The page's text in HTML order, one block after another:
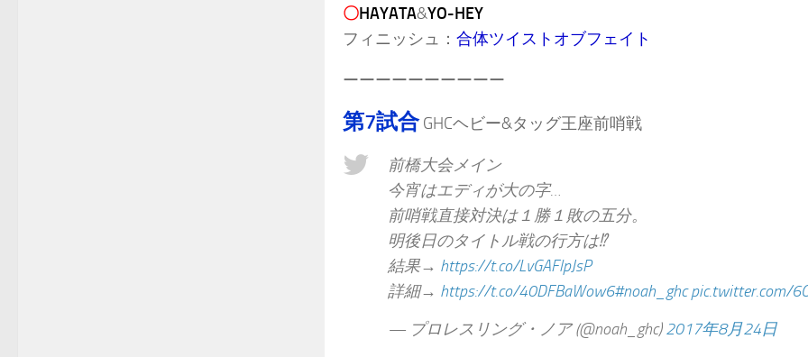
〇HAYATA&YO-HEY
フィニッシュ： 合体ツイストオブフェイト
ーーーーーーーーーー
第7試合GHCヘビー&タッグ王座前哨戦
前橋大会メイン
今宵はエディが大の字…
前哨戦直接対決は１勝１敗の五分。
明後日のタイトル戦の行方は⁉︎
結果→ https://t.co/LvGAFlpJsP
詳細→ https://t.co/40DFBaWow6#noah_ghc pic.twitter.com/
— プロレスリング・ノア (@noah_ghc)2017年8月24日